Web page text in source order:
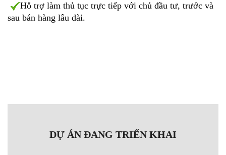
Hỗ trợ làm thủ tục trực tiếp với chủ đầu tư, trước và
sau bán hàng lâu dài.
DỰ ÁN ĐANG TRIỂN KHAI